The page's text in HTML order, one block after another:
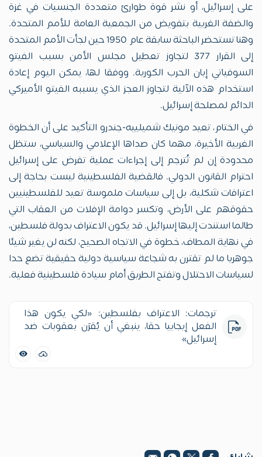
على إسرائيل، أو نشر قوة طوارئ متعددة الجنسيات في غزة
والضفة الغربية بتفويض من الجمعية العامة للأمم المتحدة.
وهنا تستحضر الباحثة سابقة عام 1950 حين لجأت الأمم المتحدة
إلى القرار 377 لتجاوز تعطيل مجلس الأمن بسبب الفيتو
السوفياتي إبان الحرب الكورية. ووفقا لها، يمكن اليوم إعادة
استخدام هذه الآلية لتجاوز العجز الذي يسببه الفيتو الأميركي
الدائم لمصلحة إسرائيل.
في الختام، تعيد مونيك شميلييه-جندرو التأكيد على أن الخطوة
الغربية الأخيرة، مهما كان صداها الإعلامي والسياسي، ستظل
محدودة إن لم تُترجم إلى إجراءات عملية تفرض على إسرائيل
احترام القانون الدولي. فالقضية الفلسطينية ليست بحاجة إلى
اعترافات شكلية، بل إلى سياسات ملموسة تعيد للفلسطينيين
حقوقهم على الأرض، وتكسر دوامة الإفلات من العقاب التي
طالما استندت إليها إسرائيل. قد يكون الاعتراف بدولة فلسطين،
في نهاية المطاف، خطوة في الاتجاه الصحيح، لكنه لن يغير شيئا
جوهريا ما لم تقترن به شجاعة سياسية دولية حقيقية تضع حدا
لسياسات الاحتلال وتفتح الطريق أمام سيادة فلسطينية فعلية.
ترجمات: الاعتراف بفلسطين: «لكي يكون هذا
الفعل إيجابيا حقا، ينبغي أن يُقرَن بعقوبات ضد
إسرائيل»